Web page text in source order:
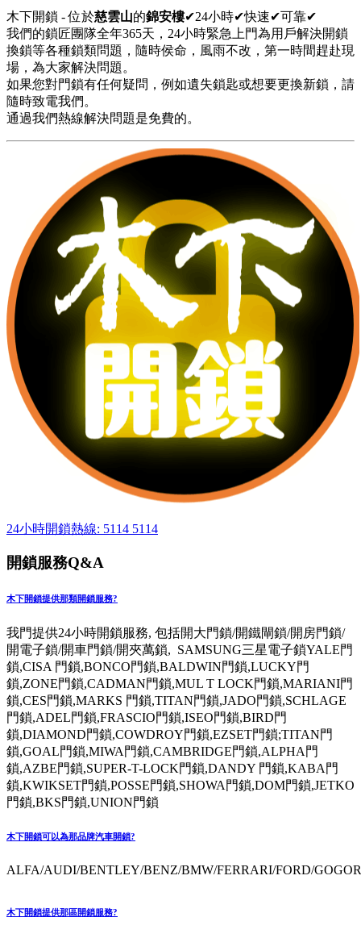
木下開鎖 - 位於慈雲山的錦安樓✔24小時✔快速✔可靠✔
我們的鎖匠團隊全年365天，24小時緊急上門為用戶解決開鎖
換鎖等各種鎖類問題，隨時侯命，風雨不改，第一時間趕赴現
場，為大家解決問題。
如果您對門鎖有任何疑問，例如遺失鎖匙或想要更換新鎖，請
隨時致電我們。
通過我們熱線解決問題是免費的。
24小時開鎖熱線: 5114 5114
開鎖服務Q&A
木下開鎖提供那類開鎖服務?
我門提供24小時開鎖服務, 包括開大門鎖/開鐵閘鎖/開房門鎖/
開電子鎖/開車門鎖/開夾萬鎖, SAMSUNG三星電子鎖YALE門
鎖,CISA 門鎖,BONCO門鎖,BALDWIN門鎖,LUCKY門
鎖,ZONE門鎖,CADMAN門鎖,MUL T LOCK門鎖,MARIANI門
鎖,CES門鎖,MARKS 門鎖,TITAN門鎖,JADO門鎖,SCHLAGE
門鎖,ADEL門鎖,FRASCIO門鎖,ISEO門鎖,BIRD門
鎖,DIAMOND門鎖,COWDROY門鎖,EZSET門鎖;TITAN門
鎖,GOAL門鎖,MIWA門鎖,CAMBRIDGE門鎖,ALPHA門
鎖,AZBE門鎖,SUPER-T-LOCK門鎖,DANDY 門鎖,KABA門
鎖,KWIKSET門鎖,POSSE門鎖,SHOWA門鎖,DOM門鎖,JETKO
門鎖,BKS門鎖,UNION門鎖
木下開鎖可以為那品牌汽車開鎖?
ALFA/AUDI/BENTLEY/BENZ/BMW/FERRARI/FORD/
木下開鎖提供那區開鎖服務?